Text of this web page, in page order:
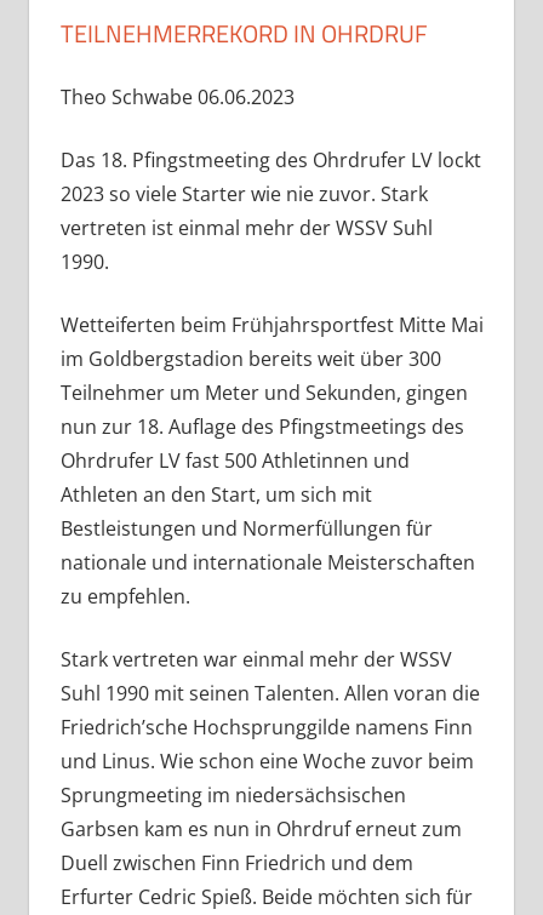
TEILNEHMERREKORD IN OHRDRUF
Theo Schwabe 06.06.2023
Das 18. Pfingstmeeting des Ohrdrufer LV lockt
2023 so viele Starter wie nie zuvor. Stark
vertreten ist einmal mehr der WSSV Suhl
1990.
Wetteiferten beim Frühjahrsportfest Mitte Mai
im Goldbergstadion bereits weit über 300
Teilnehmer um Meter und Sekunden, gingen
nun zur 18. Auflage des Pfingstmeetings des
Ohrdrufer LV fast 500 Athletinnen und
Athleten an den Start, um sich mit
Bestleistungen und Normerfüllungen für
nationale und internationale Meisterschaften
zu empfehlen.
Stark vertreten war einmal mehr der WSSV
Suhl 1990 mit seinen Talenten. Allen voran die
Friedrich’sche Hochsprunggilde namens Finn
und Linus. Wie schon eine Woche zuvor beim
Sprungmeeting im niedersächsischen
Garbsen kam es nun in Ohrdruf erneut zum
Duell zwischen Finn Friedrich und dem
Erfurter Cedric Spieß. Beide möchten sich für